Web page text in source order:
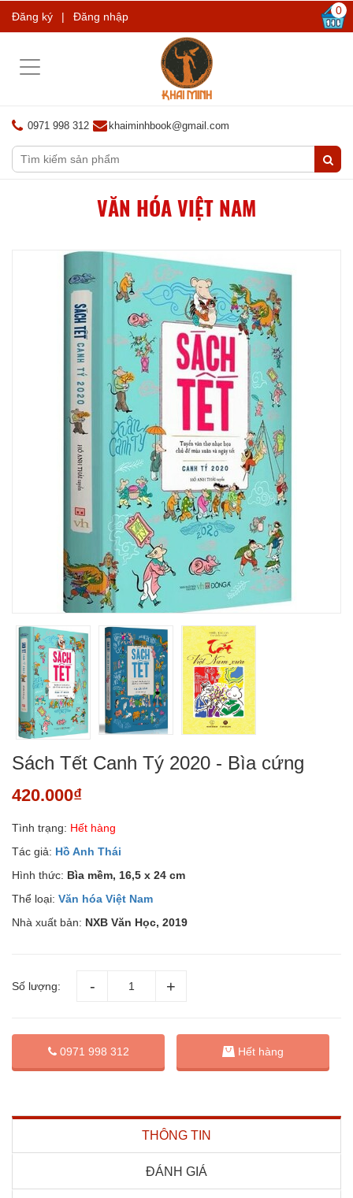
Đăng ký | Đăng nhập 0
Toggle
0971 998 312 khaiminhbook@gmail.com
VĂN HÓA VIỆT NAM
Sách Tết Canh Tý 2020 - Bìa cứng
420.000₫
Tình trạng: Hết hàng
Tác giả: Hồ Anh Thái
Hình thức: Bìa mềm, 16,5 x 24 cm
Thể loại: Văn hóa Việt Nam
Nhà xuất bản: NXB Văn Học, 2019
Số lượng:
0971 998 312 Hết hàng
THÔNG TIN
ĐÁNH GIÁ